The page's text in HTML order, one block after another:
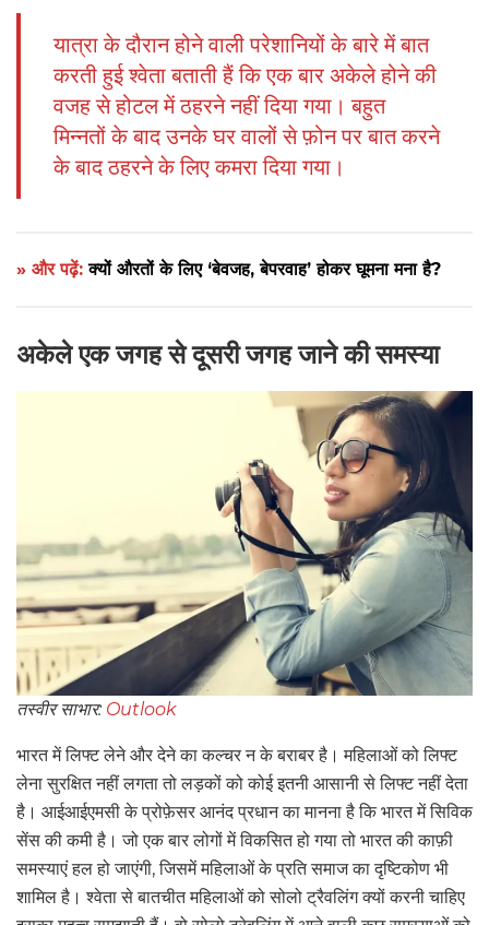
यात्रा के दौरान होने वाली परेशानियों के बारे में बात
करती हुई श्वेता बताती हैं कि एक बार अकेले होने की
वजह से होटल में ठहरने नहीं दिया गया। बहुत
मिन्नतों के बाद उनके घर वालों से फ़ोन पर बात करने
के बाद ठहरने के लिए कमरा दिया गया।
» और पढ़ें:क्यों औरतों के लिए ‘बेवजह, बेपरवाह’ होकर घूमना मना है?
अकेले एक जगह से दूसरी जगह जाने की समस्या
तस्वीर साभार: Outlook
भारत में लिफ्ट लेने और देने का कल्चर न के बराबर है। महिलाओं को लिफ्ट
लेना सुरक्षित नहीं लगता तो लड़कों को कोई इतनी आसानी से लिफ्ट नहीं देता
है। आईआईएमसी के प्रोफ़ेसर आनंद प्रधान का मानना है कि भारत में सिविक
सेंस की कमी है। जो एक बार लोगों में विकसित हो गया तो भारत की काफ़ी
समस्याएं हल हो जाएंगी, जिसमें महिलाओं के प्रति समाज का दृष्टिकोण भी
शामिल है। श्वेता से बातचीत महिलाओं को सोलो ट्रैवलिंग क्यों करनी चाहिए